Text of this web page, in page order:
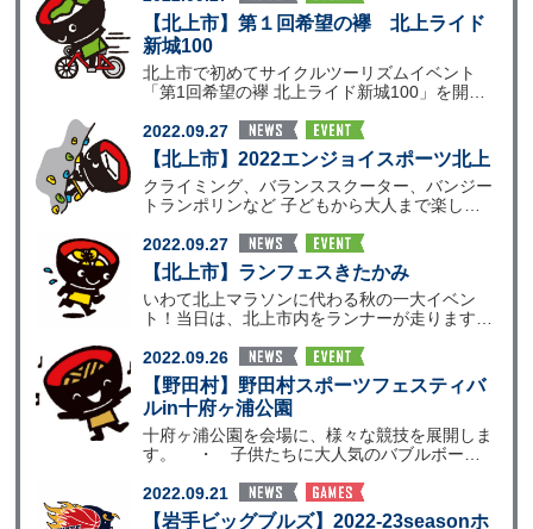
【北上市】第１回希望の襷 北上ライド
新城100
北上市で初めてサイクルツーリズムイベント
「第1回希望の襷 北上ライド新城100」を開催
2022.09.27
【北上市】2022エンジョイスポーツ北上
クライミング、バランススクーター、バンジー
トランポリンなど 子どもから大人まで楽しく
2022.09.27
【北上市】ランフェスきたかみ
いわて北上マラソンに代わる秋の一大イベン
ト！当日は、北上市内をランナーが走ります。
2022.09.26
【野田村】野田村スポーツフェスティバ
ルin十府ヶ浦公園
十府ヶ浦公園を会場に、様々な競技を展開しま
す。 ・ 子供たちに大人気のバブルボール
2022.09.21
【岩手ビッグブルズ】2022-23seasonホ